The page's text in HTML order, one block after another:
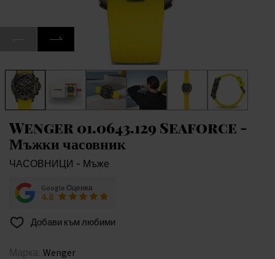
Wenger 01.0643.129 Seaforce -
Мъжки часовник
ЧАСОВНИЦИ - Мъже
Google Оценка
4.8
Добави към любими
Марка: Wenger